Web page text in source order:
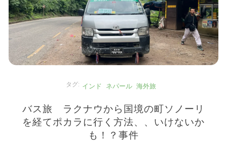
タグ: インド ネパール 海外旅
バス旅 ラクナウから国境の町ソノーリ
を経てポカラに行く方法、、いけないか
も！？事件